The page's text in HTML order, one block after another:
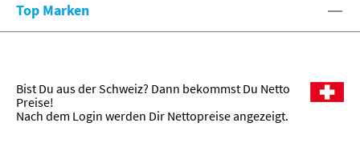
Top Marken
Bist Du aus der Schweiz? Dann bekommst Du Netto
Preise!
Nach dem Login werden Dir Nettopreise angezeigt.